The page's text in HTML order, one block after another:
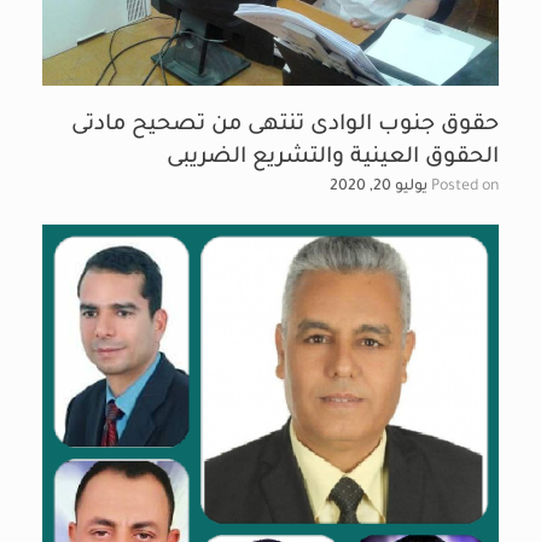
حقوق جنوب الوادى تنتهى من تصحيح مادتى
الحقوق العينية والتشريع الضريبى
Posted on يوليو 20, 2020